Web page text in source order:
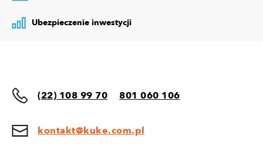
Ubezpieczenie inwestycji
(22) 108 99 70 801 060 106
kontakt@kuke.com.pl